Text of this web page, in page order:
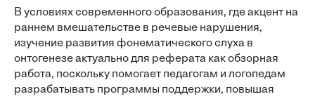
В условиях современного образования, где акцент на
раннем вмешательстве в речевые нарушения,
изучение развития фонематического слуха в
онтогенезе актуально для реферата как обзорная
работа, поскольку помогает педагогам и логопедам
разрабатывать программы поддержки, повышая